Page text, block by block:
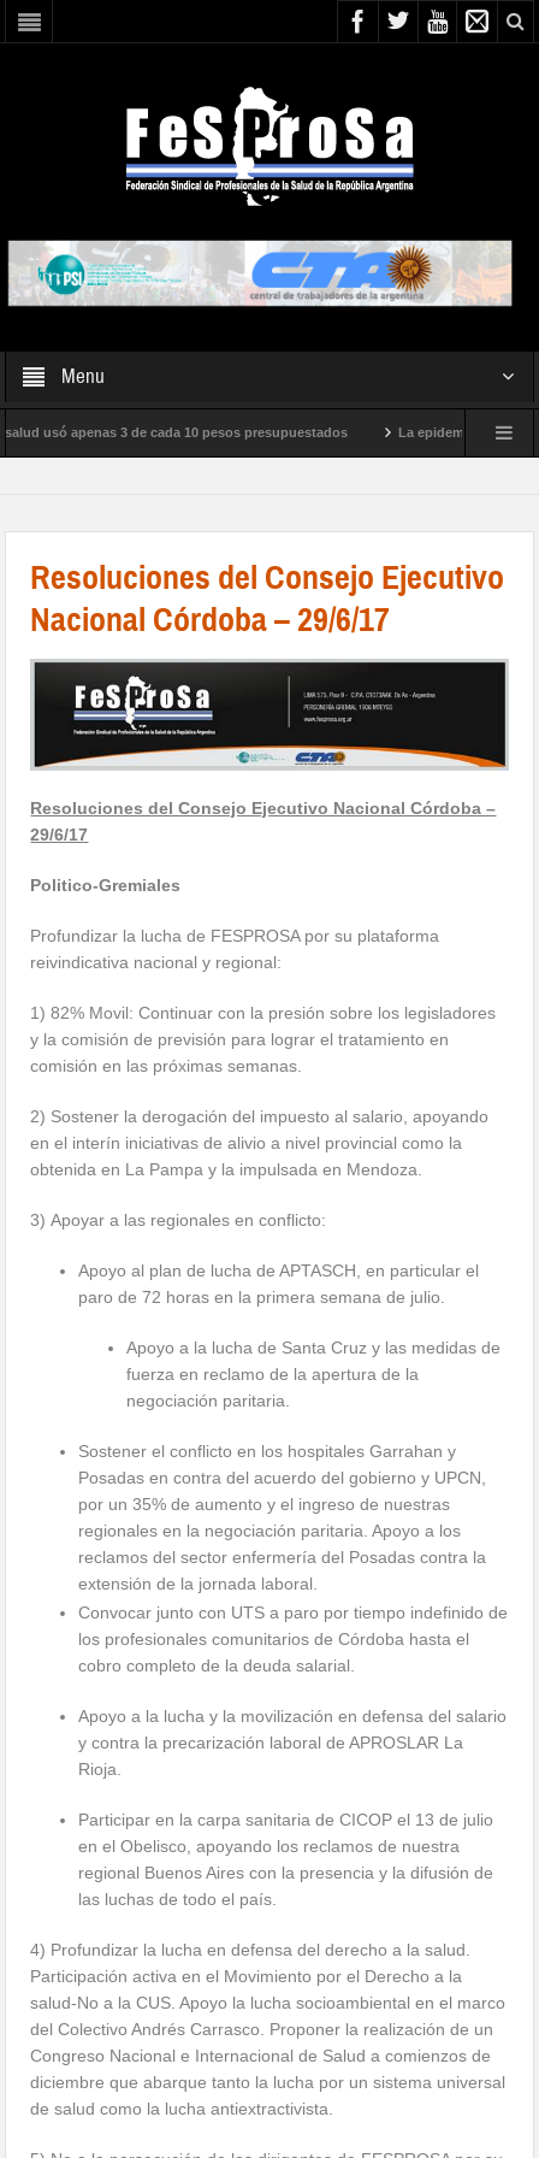
Menu
usó apenas 3 de cada 10 pesos presupuestados La epidemia de
​Resoluciones del Consejo Ejecutivo
Nacional Córdoba – 29/6/17
Resoluciones del Consejo Ejecutivo Nacional Córdoba –
29/6/17
Politico-Gremiales
Profundizar la lucha de FESPROSA por su plataforma
reivindicativa nacional y regional:
1) 82% Movil: Continuar con la presión sobre los legisladores
y la comisión de previsión para lograr el tratamiento en
comisión en las próximas semanas.
2) Sostener la derogación del impuesto al salario, apoyando
en el interín iniciativas de alivio a nivel provincial como la
obtenida en La Pampa y la impulsada en Mendoza.
3) Apoyar a las regionales en conflicto:
Apoyo al plan de lucha de APTASCH, en particular el
paro de 72 horas en la primera semana de julio.
Apoyo a la lucha de Santa Cruz y las medidas de
fuerza en reclamo de la apertura de la
negociación paritaria.
Sostener el conflicto en los hospitales Garrahan y
Posadas en contra del acuerdo del gobierno y UPCN,
por un 35% de aumento y el ingreso de nuestras
regionales en la negociación paritaria. Apoyo a los
reclamos del sector enfermería del Posadas contra la
extensión de la jornada laboral.
Convocar junto con UTS a paro por tiempo indefinido de
los profesionales comunitarios de Córdoba hasta el
cobro completo de la deuda salarial.
Apoyo a la lucha y la movilización en defensa del salario
y contra la precarización laboral de APROSLAR La
Rioja.
Participar en la carpa sanitaria de CICOP el 13 de julio
en el Obelisco, apoyando los reclamos de nuestra
regional Buenos Aires con la presencia y la difusión de
las luchas de todo el país.
4) Profundizar la lucha en defensa del derecho a la salud.
Participación activa en el Movimiento por el Derecho a la
salud-No a la CUS. Apoyo la lucha socioambiental en el marco
del Colectivo Andrés Carrasco. Proponer la realización de un
Congreso Nacional e Internacional de Salud a comienzos de
diciembre que abarque tanto la lucha por un sistema universal
de salud como la lucha antiextractivista.